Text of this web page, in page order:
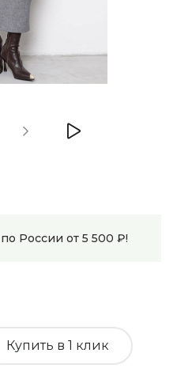
по России от 5 500 ₽!
Купить в 1 клик